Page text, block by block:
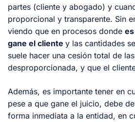
partes (cliente y abogado) y
proporcional y transparente. Sin
viendo que en procesos donde
gane el cliente y las cantidades
suele hacer una cesión total de
desproporcionada, y que el
Además, es importante tener en
pese a que gane el juicio, debe
forma inmediata a la entidad, en